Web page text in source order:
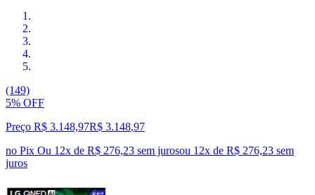
(149)
5% OFF
Preço R$ 3.148,97R$ 3.148,97
no Pix Ou 12x de R$ 276,23 sem jurosou 12x de R$ 276,23 sem
juros